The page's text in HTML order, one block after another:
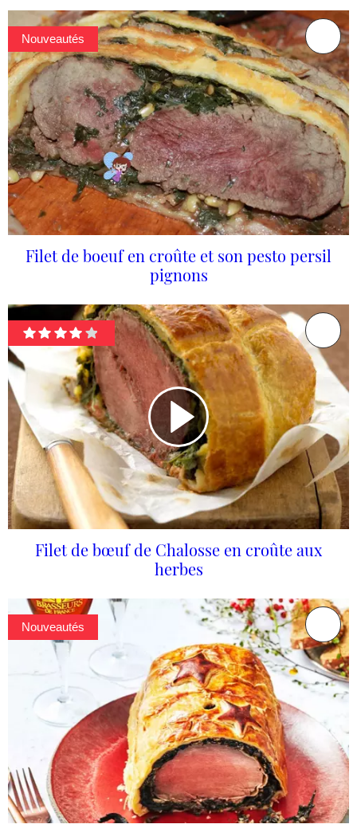
Nouveautés
Filet de boeuf en croûte et son pesto persil
pignons
Filet de bœuf de Chalosse en croûte aux
herbes
Nouveautés